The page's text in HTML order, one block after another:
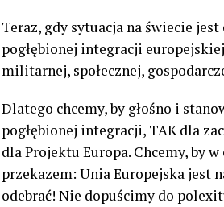
Teraz, gdy sytuacja na świecie
pogłębionej integracji
militarnej, społecznej,
Dlatego chcemy, by głośno i
pogłębionej integracji, TAK dla
dla Projektu Europa. Chcemy, by
przekazem: Unia Europejska jest
odebrać! Nie dopuścimy do